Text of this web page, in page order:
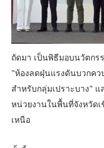
ถัดมา เป็นพิธีมอบนวัตกร
"ห้องลดฝุ่นแรงดันบวกคว
สำหรับกลุ่มเปราะบาง" แ
หน่วยงานในพื้นที่จังหวัด
เหนือ